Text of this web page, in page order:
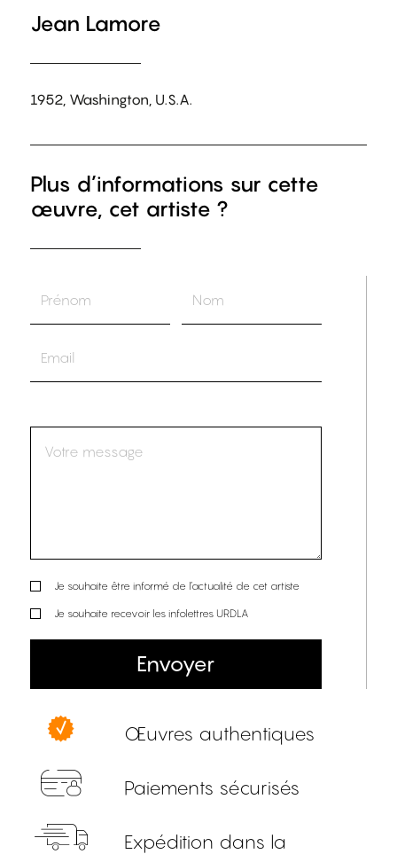
Jean Lamore
1952, Washington, U.S.A.
Plus d’informations sur cette
œuvre, cet artiste ?
Je souhaite être informé de l’actualité de cet artiste
Je souhaite recevoir les infolettres URDLA
Envoyer
Œuvres authentiques
Paiements sécurisés
Expédition dans la